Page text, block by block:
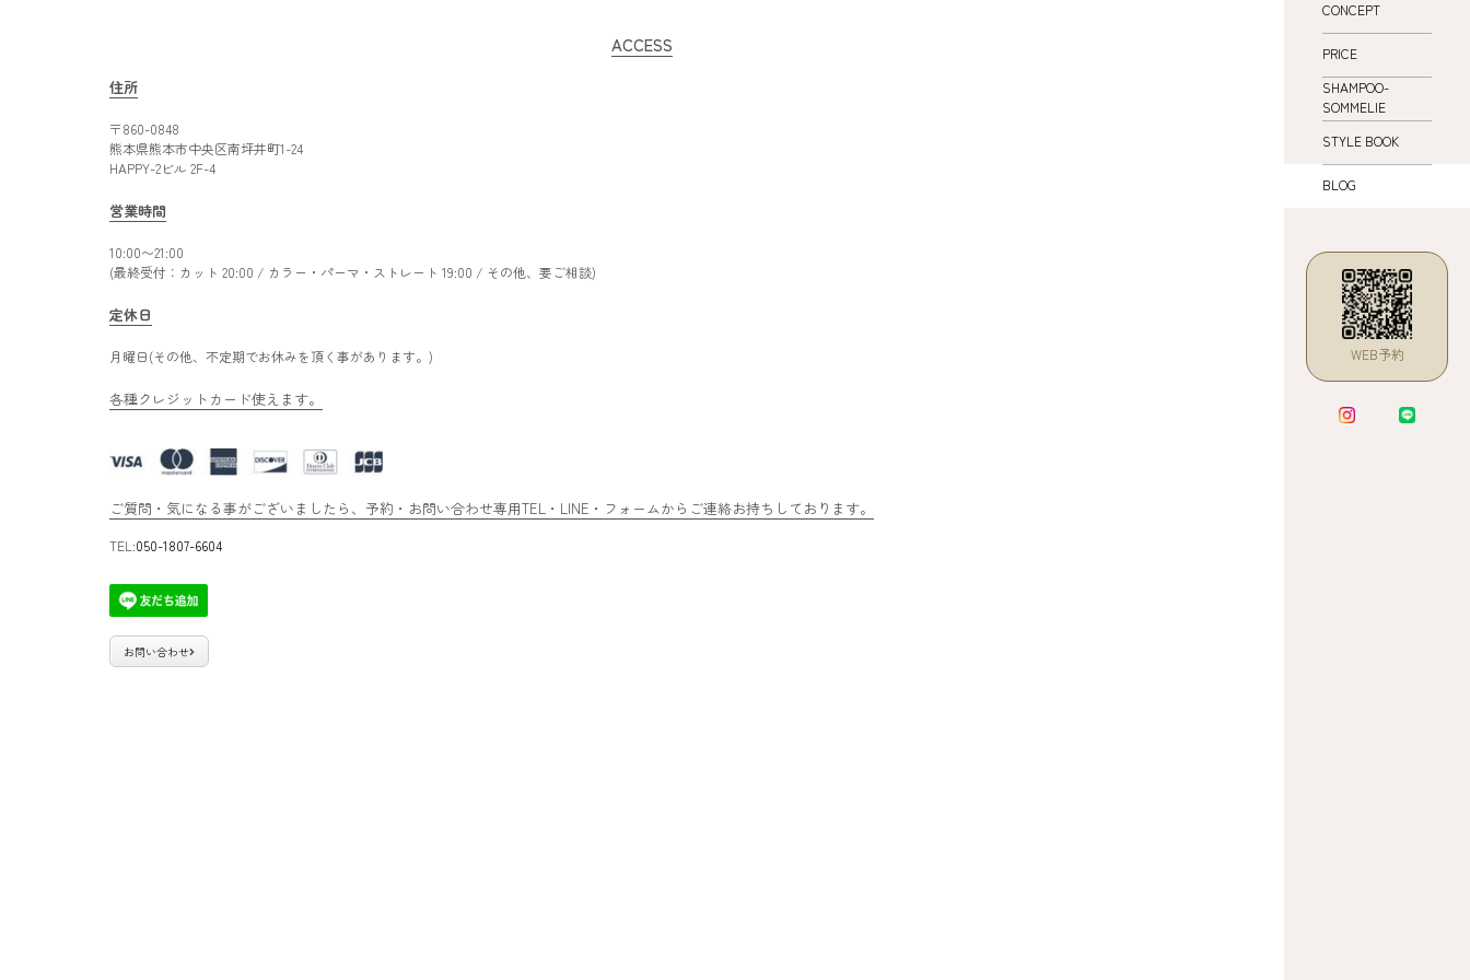
CONCEPT
PRICE
SHAMPOO-
SOMMELIE
STYLE BOOK
BLOG
WEB予約
ACCESS
住所
〒860-0848
熊本県熊本市中央区南坪井町1-24
HAPPY-2ビル 2F-4
営業時間
10:00〜21:00
(最終受付：カット 20:00 / カラー・パーマ・ストレート 19:00 / その他、要ご相談)
定休日
月曜日(その他、不定期でお休みを頂く事があります。)
各種クレジットカード使えます。
ご質問・気になる事がございましたら、予約・お問い合わせ専用TEL・LINE・フォームからご連絡お持ちしております。
TEL:050-1807-6604
お問い合わせ